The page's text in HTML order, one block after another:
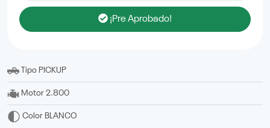
¡Pre Aprobado!
Tipo PICKUP
Motor 2.800
Color BLANCO